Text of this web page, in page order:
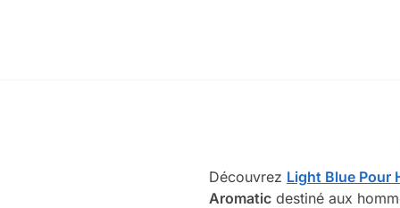
Découvrez Light Blue Pour
Aromaticdestiné aux